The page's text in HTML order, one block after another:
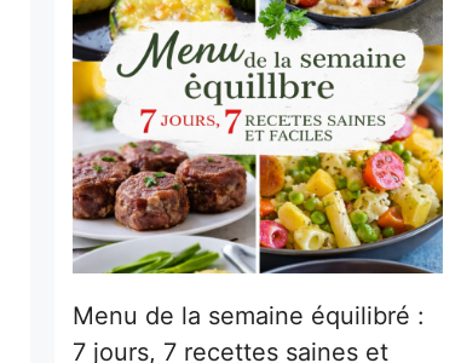
Menu de la semaine équilibré :
7 jours, 7 recettes saines et